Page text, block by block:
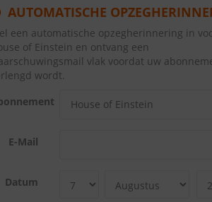
AUTOMATISCHE
een automatische opzegherinnering in
of Einstein en ontvang een
vlak voordat uw
wordt.
E-Mail
Datum